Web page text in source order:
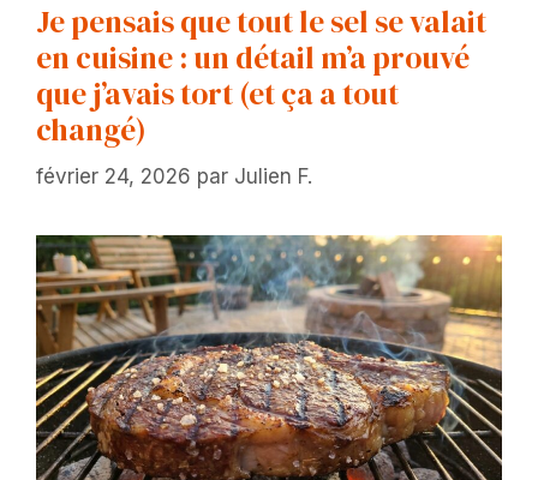
Je pensais que tout le sel se valait
en cuisine : un détail m’a prouvé
que j’avais tort (et ça a tout
changé)
février 24, 2026 par Julien F.